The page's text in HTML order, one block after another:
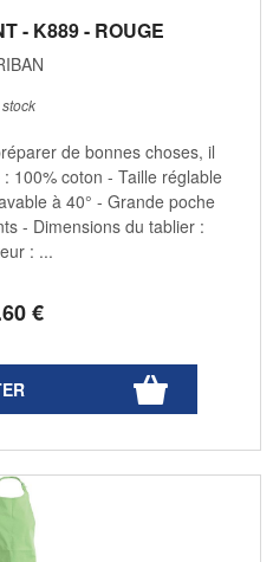
- K889 - ROUGE
€
de bonnes choses, il
100% coton - Taille réglable
à 40° - Grande poche
- Dimensions du tablier :
: ...